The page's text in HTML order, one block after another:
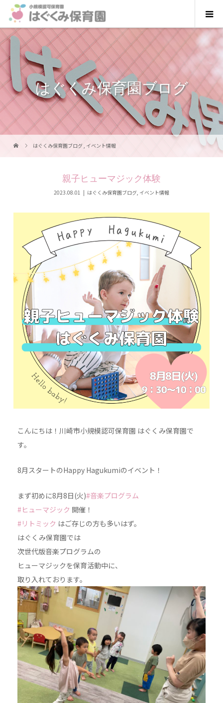
はぐくみ保育園ブログ
はぐくみ保育園ブログ, イベント情報
親子ヒューマジック体験
2023.08.01 はぐくみ保育園ブログ イベント情報
こんにちは！川崎市小規模認可保育園 はぐくみ保育園で
す。
8月スタートのHappy Hagukumiのイベント！
まず初めに8月8日(火)#音楽プログラム
#ヒューマジック 開催！
#リトミック はご存じの方も多いはず。
はぐくみ保育園では
次世代版音楽プログラムの
ヒューマジックを保育活動中に、
取り入れております。